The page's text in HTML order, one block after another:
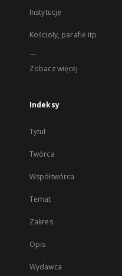
Instytucje
Kościoły, parafie itp.
...
Zobacz więcej
Indeksy
Tytuł
Twórca
Współtwórca
Temat
Zakres
Opis
Wydawca